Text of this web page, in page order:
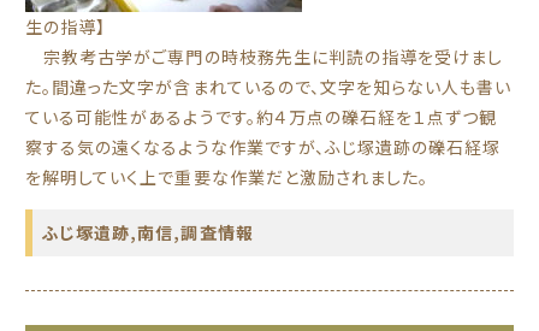
生の指導】
宗教考古学がご専門の時枝務先生に判読の指導を受けまし
た。間違った文字が含まれているので、文字を知らない人も書い
ている可能性があるようです。約４万点の礫石経を１点ずつ観
察する気の遠くなるような作業ですが、ふじ塚遺跡の礫石経塚
を解明していく上で重要な作業だと激励されました。
ふじ塚遺跡,南信,調査情報